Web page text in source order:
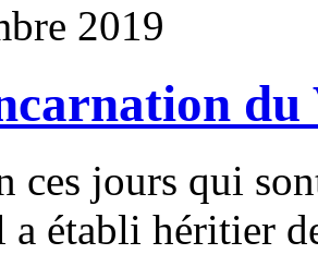
2019
du
ces jours qui
a établi héritier